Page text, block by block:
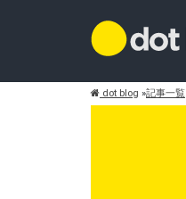
dot blog »記事一覧